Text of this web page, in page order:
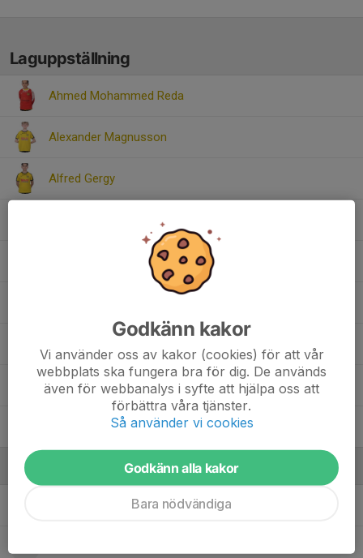
Laguppställning
Ahmed Mohammed Reda
Alexander Magnusson
Alfred Gergy
Sam Forsman
William Ohlsson
Ledare
Anders OhlssonTränare
Godkänn kakor
Vi använder oss av kakor (cookies) för att vår
webbplats ska fungera bra för dig. De används
även för webbanalys i syfte att hjälpa oss att
förbättra våra tjänster.
Så använder vi cookies
Godkänn alla kakor
Bara nödvändiga